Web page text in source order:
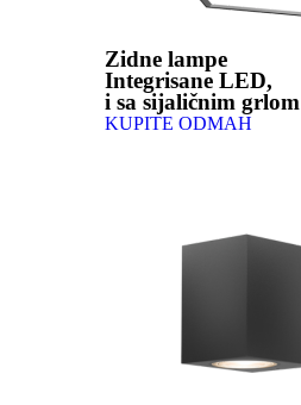
Zidne lampe
Integrisane LED,
i sa sijaličnim grlom
KUPITE ODMAH